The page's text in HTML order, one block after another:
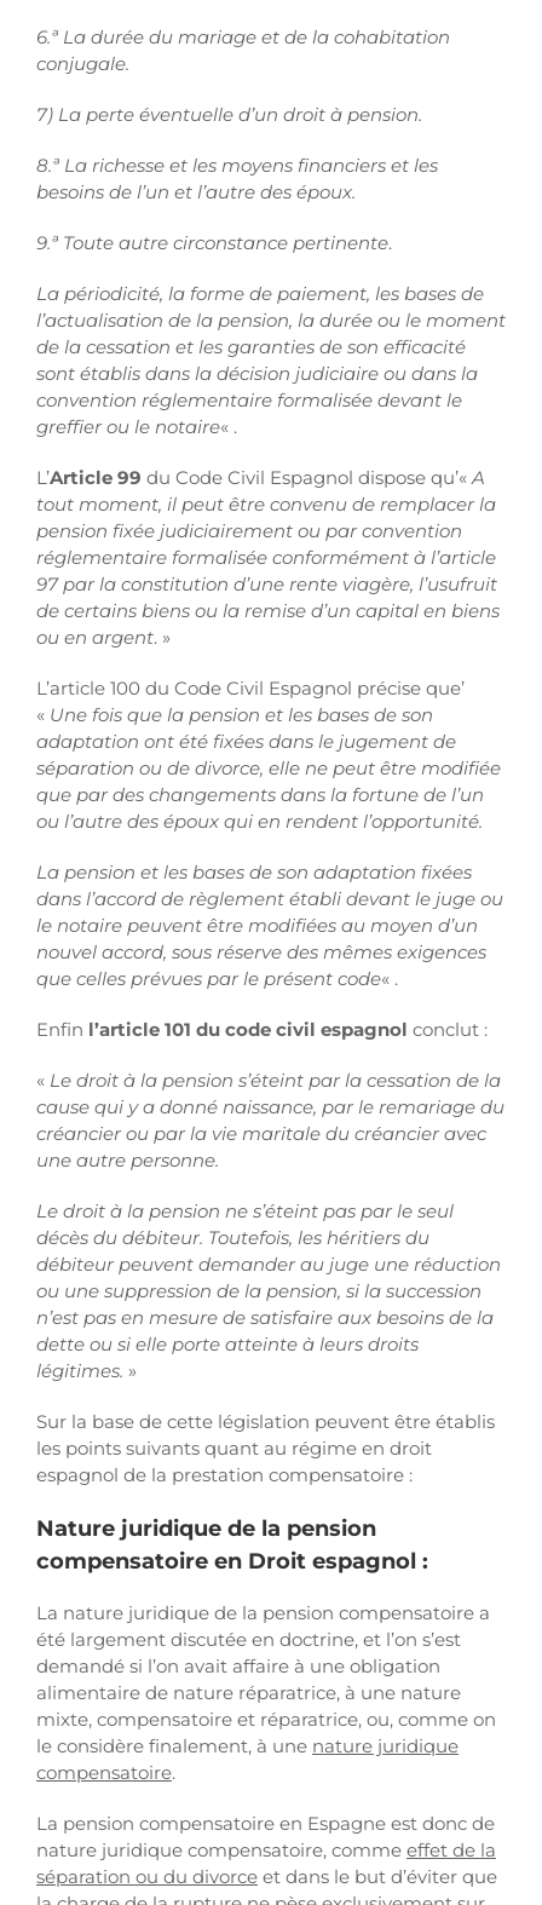
6.ª La durée du mariage et de la cohabitation
conjugale.
7) La perte éventuelle d’un droit à pension.
8.ª La richesse et les moyens financiers et les
besoins de l’un et l’autre des époux.
9.ª Toute autre circonstance pertinente.
La périodicité, la forme de paiement, les bases de
l’actualisation de la pension, la durée ou le moment
de la cessation et les garanties de son efficacité
sont établis dans la décision judiciaire ou dans la
convention réglementaire formalisée devant le
greffier ou le notaire« .
L’Article 99 du Code Civil Espagnol dispose qu’«A
tout moment, il peut être convenu de remplacer la
pension fixée judiciairement ou par convention
réglementaire formalisée conformément à l’article
97 par la constitution d’une rente viagère, l’usufruit
de certains biens ou la remise d’un capital en biens
ou en argent. »
L’article 100 du Code Civil Espagnol précise que’
« Une fois que la pension et les bases de son
adaptation ont été fixées dans le jugement de
séparation ou de divorce, elle ne peut être modifiée
que par des changements dans la fortune de l’un
ou l’autre des époux qui en rendent l’opportunité.
La pension et les bases de son adaptation fixées
dans l’accord de règlement établi devant le juge ou
le notaire peuvent être modifiées au moyen d’un
nouvel accord, sous réserve des mêmes exigences
que celles prévues par le présent code« .
Enfin l’article 101 du code civil espagnol conclut :
« Le droit à la pension s’éteint par la cessation de la
cause qui y a donné naissance, par le remariage du
créancier ou par la vie maritale du créancier avec
une autre personne.
Le droit à la pension ne s’éteint pas par le seul
décès du débiteur. Toutefois, les héritiers du
débiteur peuvent demander au juge une réduction
ou une suppression de la pension, si la succession
n’est pas en mesure de satisfaire aux besoins de la
dette ou si elle porte atteinte à leurs droits
légitimes. »
Sur la base de cette législation peuvent être établis
les points suivants quant au régime en droit
espagnol de la prestation compensatoire :
Nature juridique de la pension
compensatoire en Droit espagnol :
La nature juridique de la pension compensatoire a
été largement discutée en doctrine, et l’on s’est
demandé si l’on avait affaire à une obligation
alimentaire de nature réparatrice, à une nature
mixte, compensatoire et réparatrice, ou, comme on
le considère finalement, à une nature juridique
compensatoire.
La pension compensatoire en Espagne est donc de
nature juridique compensatoire, comme effet de la
séparation ou du divorce et dans le but d’éviter que